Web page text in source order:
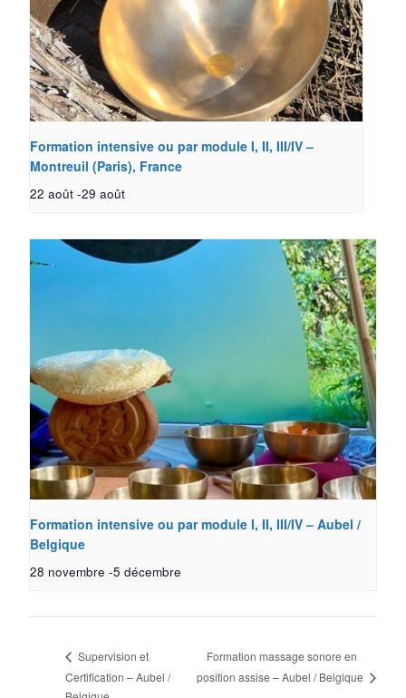
Formation intensive ou par module I, II, III/IV –
Montreuil (Paris), France
22 août -29 août
Formation intensive ou par module I, II, III/IV – Aubel /
Belgique
28 novembre -5 décembre
Supervision et
Certification – Aubel /
Formation massage sonore en
position assise – Aubel / Belgique